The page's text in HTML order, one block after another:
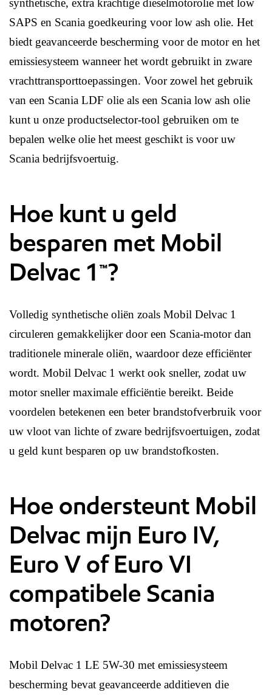
synthetische, extra krachtige dieselmotorolie met low
SAPS en Scania goedkeuring voor low ash olie. Het
biedt geavanceerde bescherming voor de motor en het
emissiesysteem wanneer het wordt gebruikt in zware
vrachttransporttoepassingen. Voor zowel het gebruik
van een Scania LDF olie als een Scania low ash olie
kunt u onze productselector-tool gebruiken om te
bepalen welke olie het meest geschikt is voor uw
Scania bedrijfsvoertuig.
Hoe kunt u geld
besparen met Mobil
Delvac 1™?
Volledig synthetische oliën zoals Mobil Delvac 1
circuleren gemakkelijker door een Scania-motor dan
traditionele minerale oliën, waardoor deze efficiënter
wordt. Mobil Delvac 1 werkt ook sneller, zodat uw
motor sneller maximale efficiëntie bereikt. Beide
voordelen betekenen een beter brandstofverbruik voor
uw vloot van lichte of zware bedrijfsvoertuigen, zodat
u geld kunt besparen op uw brandstofkosten.
Hoe ondersteunt Mobil
Delvac mijn Euro IV,
Euro V of Euro VI
compatibele Scania
motoren?
Mobil Delvac 1 LE 5W-30 met emissiesysteem
bescherming bevat geavanceerde additieven die